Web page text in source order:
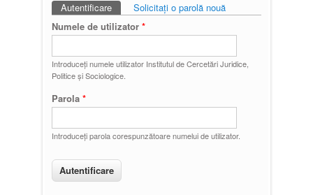
Taburi primare
Autentificare(tab activ)Solicitaţi o parolă nouă
Numele de utilizator *
Introduceţi numele utilizator Institutul de Cercetări Juridice,
Politice și Sociologice.
Parola *
Introduceţi parola corespunzătoare numelui de utilizator.